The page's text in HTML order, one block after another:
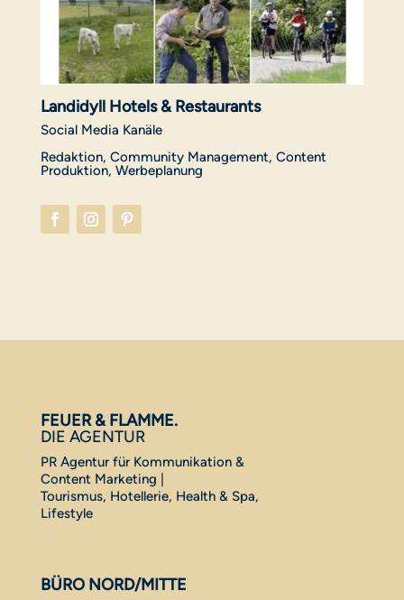
Landidyll Hotels & Restaurants
Social Media Kanäle
Redaktion, Community Management, Content
Produktion, Werbeplanung
FEUER & FLAMME.
DIE AGENTUR
PR Agentur für Kommunikation &
Content Marketing |
Tourismus, Hotellerie, Health & Spa,
Lifestyle
BÜRO NORD/MITTE